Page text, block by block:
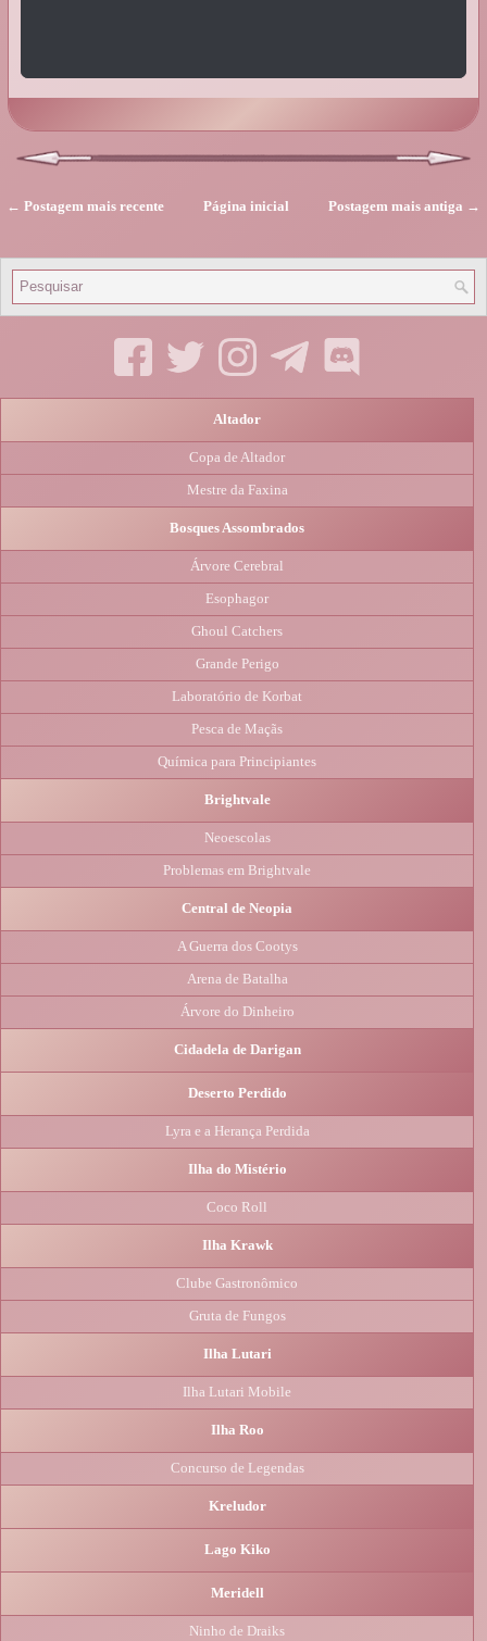
← Postagem mais recente Postagem mais antiga →
Página inicial
Altador
Copa de Altador
Mestre da Faxina
Bosques Assombrados
Árvore Cerebral
Esophagor
Ghoul Catchers
Grande Perigo
Laboratório de Korbat
Pesca de Maçãs
Química para Principiantes
Brightvale
Neoescolas
Problemas em Brightvale
Central de Neopia
A Guerra dos Cootys
Arena de Batalha
Árvore do Dinheiro
Cidadela de Darigan
Deserto Perdido
Lyra e a Herança Perdida
Ilha do Mistério
Coco Roll
Ilha Krawk
Clube Gastronômico
Gruta de Fungos
Ilha Lutari
Ilha Lutari Mobile
Ilha Roo
Concurso de Legendas
Kreludor
Lago Kiko
Meridell
Ninho de Draiks